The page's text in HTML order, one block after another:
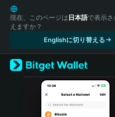
English
日本語
Tiếng Việt
Español (Latinoamérica)
Türkçe
Italiano
現在、このページは日本語で表示さ
えますか？
Englishに切り替える